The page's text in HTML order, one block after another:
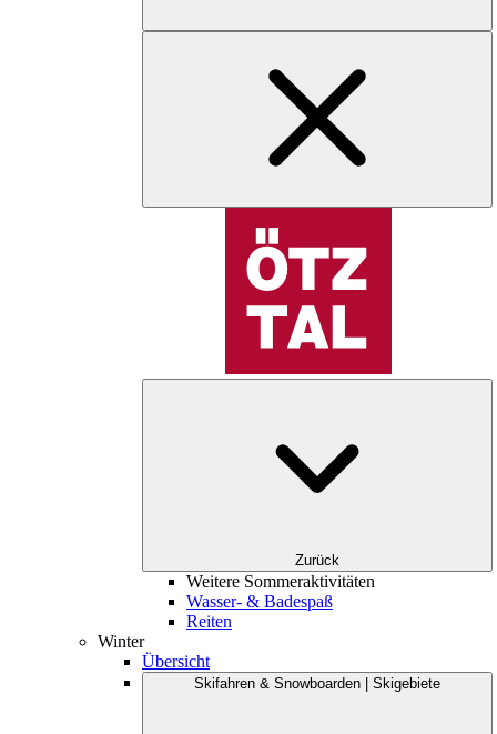
Zurück
Weitere Sommeraktivitäten
Wasser- & Badespaß
Reiten
Winter
Übersicht
Skifahren & Snowboarden | Skigebiete